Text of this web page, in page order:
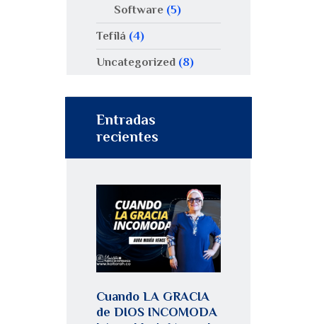
Software(5)
Tefilá (4)
Uncategorized (8)
Entradas
recientes
Cuando LA GRACIA
de DIOS INCOMODA